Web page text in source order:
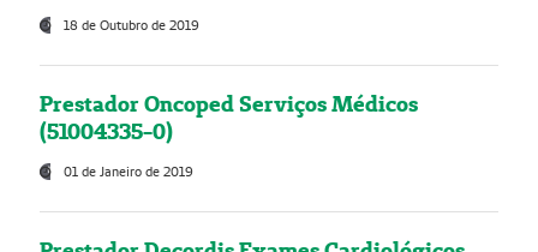
18 de Outubro de 2019
Prestador Oncoped Serviços Médicos
(51004335-0)
01 de Janeiro de 2019